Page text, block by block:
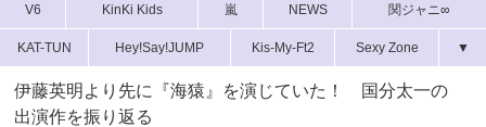
V6 KinKi Kids 嵐 NEWS 関ジャニ∞
KAT-TUN Hey!Say!JUMP Kis-My-Ft2 Sexy Zone ▼
伊藤英明より先に『海猿』を演じていた！ 国分太一の
出演作を振り返る